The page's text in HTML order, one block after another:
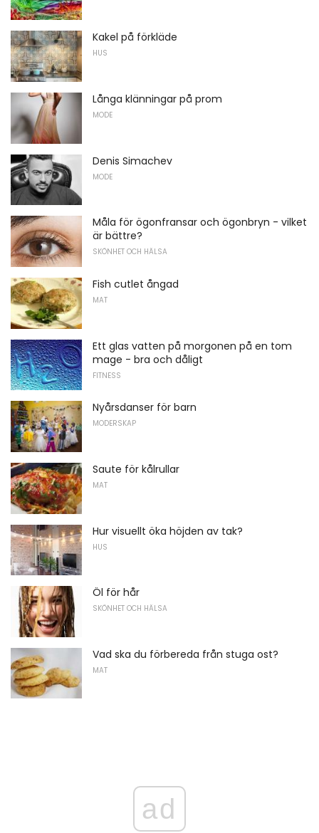
Kakel på förkläde
HUS
Långa klänningar på prom
MODE
Denis Simachev
MODE
Måla för ögonfransar och ögonbryn - vilket
är bättre?
SKÖNHET OCH HÄLSA
Fish cutlet ångad
MAT
Ett glas vatten på morgonen på en tom
mage - bra och dåligt
FITNESS
Nyårsdanser för barn
MODERSKAP
Saute för kålrullar
MAT
Hur visuellt öka höjden av tak?
HUS
Öl för hår
SKÖNHET OCH HÄLSA
Vad ska du förbereda från stuga ost?
MAT
ad